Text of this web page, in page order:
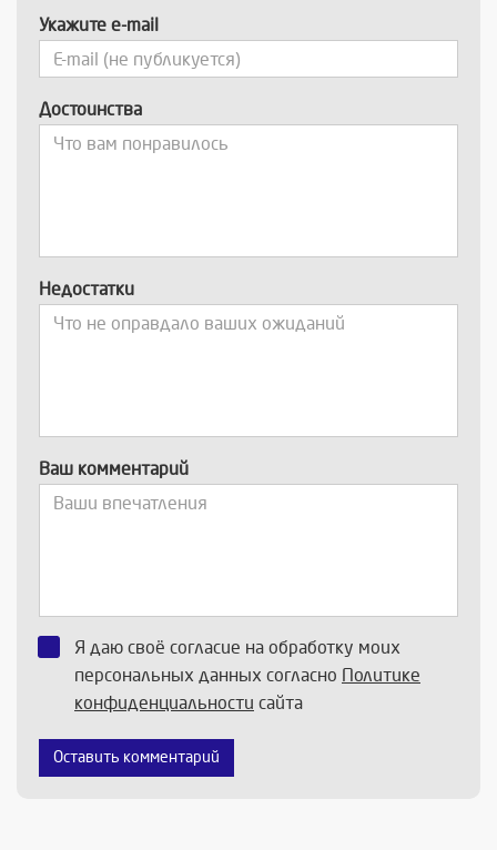
Укажите e-mail
Достоинства
Недостатки
Ваш комментарий
Я даю своё согласие на обработку моих
персональных данных согласно
Политике
конфиденциальности сайта
Оставить комментарий